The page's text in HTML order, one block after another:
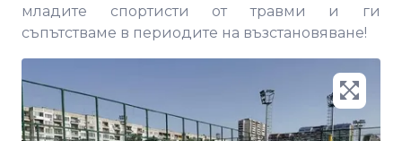
младите спортисти от травми и ги
съпътстваме в периодите на възстановяване!